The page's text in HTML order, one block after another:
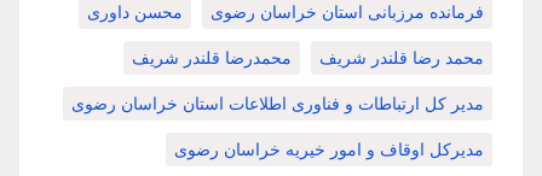
فرمانده مرزبانی استان خراسان رضوی محسن داوری
محمد رضا قلندر شریف محمدرضا قلندر شریف
مدیر کل ارتباطات و فناوری اطلاعات استان خراسان رضوی
مدیرکل اوقاف و امور خیریه خراسان رضوی